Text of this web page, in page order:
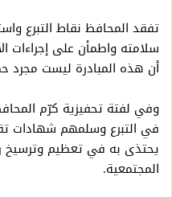
تفقد المحافظ نقاط التبرع
سلامته واطمأن على إجراءات
أن هذه المبادرة ليست مجرد
وفي لفتة تحفيزية كرّم
في التبرع وسلمهم شهادات
يحتذى به في تعظيم وترسيخ
المجتمعية.